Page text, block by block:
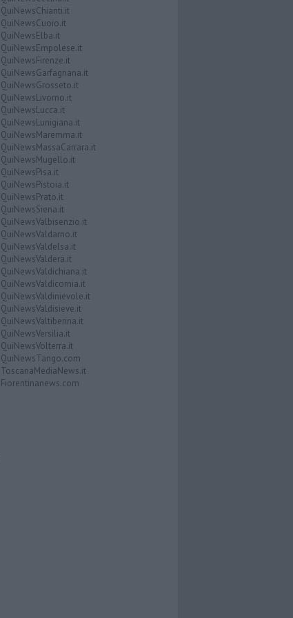
QuiNewsChianti.it
QuiNewsCuoio.it
QuiNewsElba.it
QuiNewsEmpolese.it
QuiNewsFirenze.it
QuiNewsGarfagnana.it
QuiNewsGrosseto.it
QuiNewsLivorno.it
QuiNewsLucca.it
QuiNewsLunigiana.it
QuiNewsMaremma.it
QuiNewsMassaCarrara.it
QuiNewsMugello.it
QuiNewsPisa.it
QuiNewsPistoia.it
QuiNewsPrato.it
QuiNewsSiena.it
QuiNewsValbisenzio.it
QuiNewsValdarno.it
QuiNewsValdelsa.it
QuiNewsValdera.it
QuiNewsValdichiana.it
QuiNewsValdicornia.it
QuiNewsValdinievole.it
QuiNewsValdisieve.it
QuiNewsValtiberina.it
QuiNewsVersilia.it
QuiNewsVolterra.it
QuiNewsTango.com
ToscanaMediaNews.it
Fiorentinanews.com